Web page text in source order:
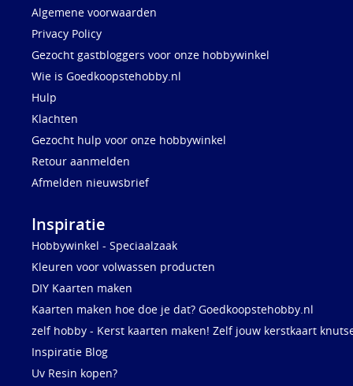
Algemene voorwaarden
Privacy Policy
Gezocht gastbloggers voor onze hobbywinkel
Wie is Goedkoopstehobby.nl
Hulp
Klachten
Gezocht hulp voor onze hobbywinkel
Retour aanmelden
Afmelden nieuwsbrief
Inspiratie
Hobbywinkel - Speciaalzaak
Kleuren voor volwassen producten
DIY Kaarten maken
Kaarten maken hoe doe je dat? Goedkoopstehobby.nl
zelf hobby - Kerst kaarten maken! Zelf jouw kerstkaart
Inspiratie Blog
Uv Resin kopen?